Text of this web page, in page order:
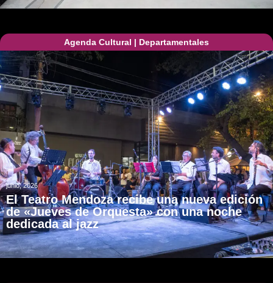
Agenda Cultural | Departamentales
junio, 2026
El Teatro Mendoza recibe una nueva edición
de «Jueves de Orquesta» con una noche
dedicada al jazz